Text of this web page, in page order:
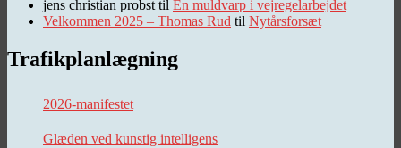
jens christian probst til En muldvarp i vejregelarbejdet
Velkommen 2025 – Thomas Rud til Nytårsforsæt
Trafikplanlægning
2026-manifestet
Glæden ved kunstig intelligens